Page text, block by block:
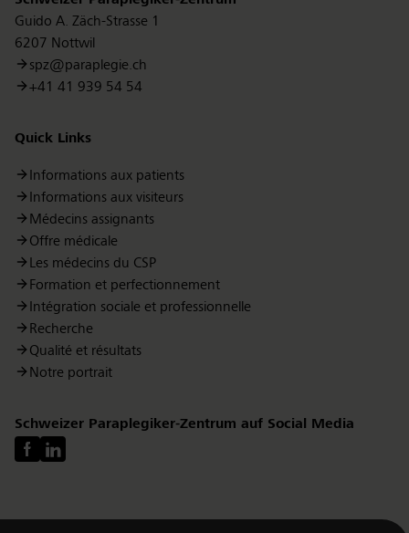
Jasmine Steffen
Guido A. Zäch-Strasse 1
6207 Nottwil
spz@paraplegie.ch
+41 41 939 54 54
Quick Links
Informations aux patients
Informations aux visiteurs
Médecins assignants
Offre médicale
Les médecins du CSP
Formation et perfectionnement
Intégration sociale et professionnelle
Recherche
Qualité et résultats
Notre portrait
Schweizer Paraplegiker-Zentrum auf Social Media